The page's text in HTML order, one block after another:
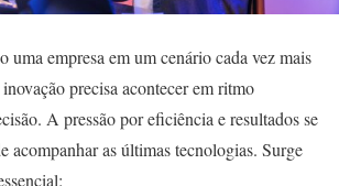
uma empresa em um cenário cada vez mais
precisa acontecer em ritmo
A pressão por eficiência e resultados se
acompanhar as últimas tecnologias. Surge